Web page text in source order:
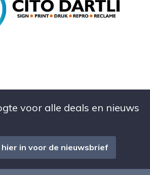
voor alle deals en nieuws
in voor de nieuwsbrief